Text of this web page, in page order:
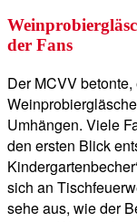
der Fans
Der MCVV
Umhängen. Viele
den ersten Blick
sich an
sehe aus, wie der